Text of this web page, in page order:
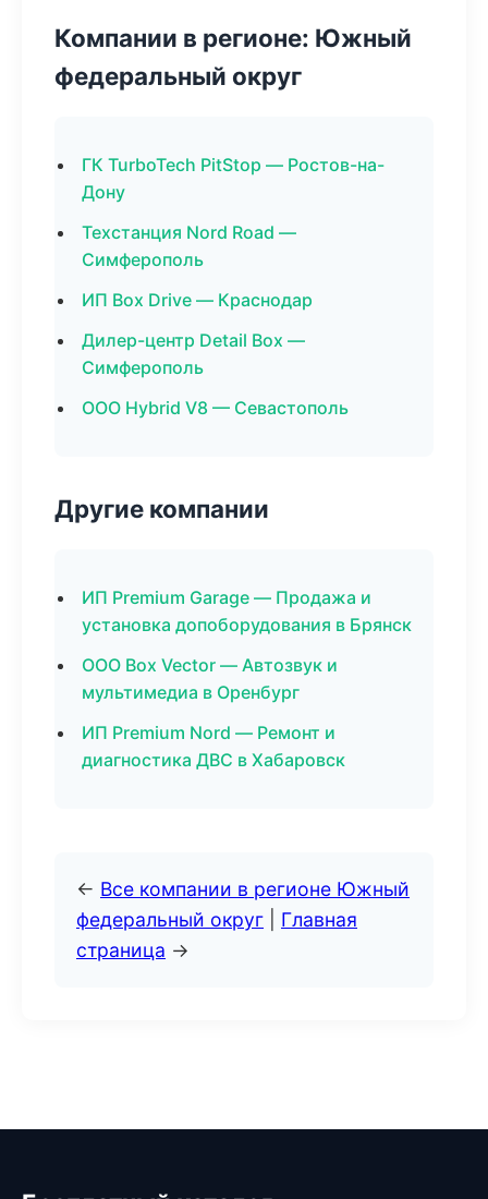
Компании в регионе: Южный
федеральный округ
ГК TurboTech PitStop — Ростов-на-
Дону
Техстанция Nord Road —
Симферополь
ИП Box Drive — Краснодар
Дилер-центр Detail Box —
Симферополь
ООО Hybrid V8 — Севастополь
Другие компании
ИП Premium Garage — Продажа и
установка допоборудования в Брянск
ООО Box Vector — Автозвук и
мультимедиа в Оренбург
ИП Premium Nord — Ремонт и
диагностика ДВС в Хабаровск
← Все компании в регионе Южный
федеральный округ
Главная
страница →